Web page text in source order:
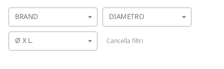
BRAND DIAMETRO
Ø X L. Cancella filtri